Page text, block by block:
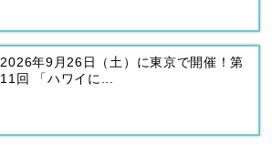
2026年9月26日（土）に東京で開催！第
11回 「ハワイに...